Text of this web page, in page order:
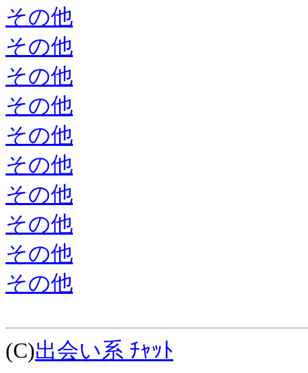
その他
その他
その他
その他
その他
その他
その他
その他
その他
その他
(C)出会い系 ﾁｬｯﾄ